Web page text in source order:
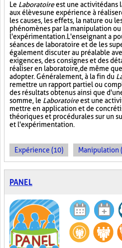
Le Laboratoireest une activité dans
aux élèves une expérience à
les causes, les effets, la nature ou
phénomènes par la manipulation ou
l'expérimentation. L'enseignant a
séances de laboratoire et de les
également discuter au préalable
exigences, des consignes et des
réaliser en laboratoire, de même
adopter. Généralement, à la fin du
remettre un rapport partiel ou
des résultats obtenus ainsi que
somme, le Laboratoireest une
mettre en application et de
théoriques et procédurales sur un
et l'expérimentation.
Expérience (10) Manipulation
PANEL